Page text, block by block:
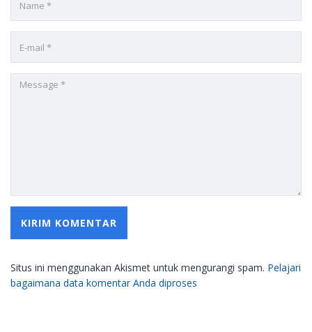
Situs ini menggunakan Akismet untuk mengurangi spam. Pelajari
bagaimana data komentar Anda diproses